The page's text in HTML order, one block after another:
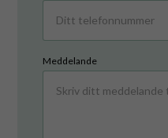
Meddelande